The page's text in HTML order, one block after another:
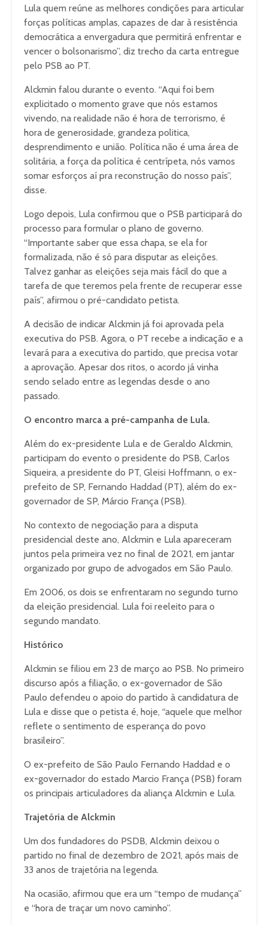
Lula quem reúne as melhores condições para articular
forças políticas amplas, capazes de dar à resistência
democrática a envergadura que permitirá enfrentar e
vencer o bolsonarismo”, diz trecho da carta entregue
pelo PSB ao PT.
Alckmin falou durante o evento. “Aqui foi bem
explicitado o momento grave que nós estamos
vivendo, na realidade não é hora de terrorismo, é
hora de generosidade, grandeza politica,
desprendimento e união. Política não é uma área de
solitária, a força da política é centrípeta, nós vamos
somar esforços aí pra reconstrução do nosso país”,
disse.
Logo depois, Lula confirmou que o PSB participará do
processo para formular o plano de governo.
“Importante saber que essa chapa, se ela for
formalizada, não é só para disputar as eleições.
Talvez ganhar as eleições seja mais fácil do que a
tarefa de que teremos pela frente de recuperar esse
país”, afirmou o pré-candidato petista.
A decisão de indicar Alckmin já foi aprovada pela
executiva do PSB. Agora, o PT recebe a indicação e a
levará para a executiva do partido, que precisa votar
a aprovação. Apesar dos ritos, o acordo já vinha
sendo selado entre as legendas desde o ano
passado.
O encontro marca a pré-campanha de Lula.
Além do ex-presidente Lula e de Geraldo Alckmin,
participam do evento o presidente do PSB, Carlos
Siqueira, a presidente do PT, Gleisi Hoffmann, o ex-
prefeito de SP, Fernando Haddad (PT), além do ex-
governador de SP, Márcio França (PSB).
No contexto de negociação para a disputa
presidencial deste ano, Alckmin e Lula apareceram
juntos pela primeira vez no final de 2021, em jantar
organizado por grupo de advogados em São Paulo.
Em 2006, os dois se enfrentaram no segundo turno
da eleição presidencial. Lula foi reeleito para o
segundo mandato.
Histórico
Alckmin se filiou em 23 de março ao PSB. No primeiro
discurso após a filiação, o ex-governador de São
Paulo defendeu o apoio do partido à candidatura de
Lula e disse que o petista é, hoje, “aquele que melhor
reflete o sentimento de esperança do povo
brasileiro”.
O ex-prefeito de São Paulo Fernando Haddad e o
ex-governador do estado Marcio França (PSB) foram
os principais articuladores da aliança Alckmin e Lula.
Trajetória de Alckmin
Um dos fundadores do PSDB, Alckmin deixou o
partido no final de dezembro de 2021, após mais de
33 anos de trajetória na legenda.
Na ocasião, afirmou que era um “tempo de mudança”
e “hora de traçar um novo caminho”.